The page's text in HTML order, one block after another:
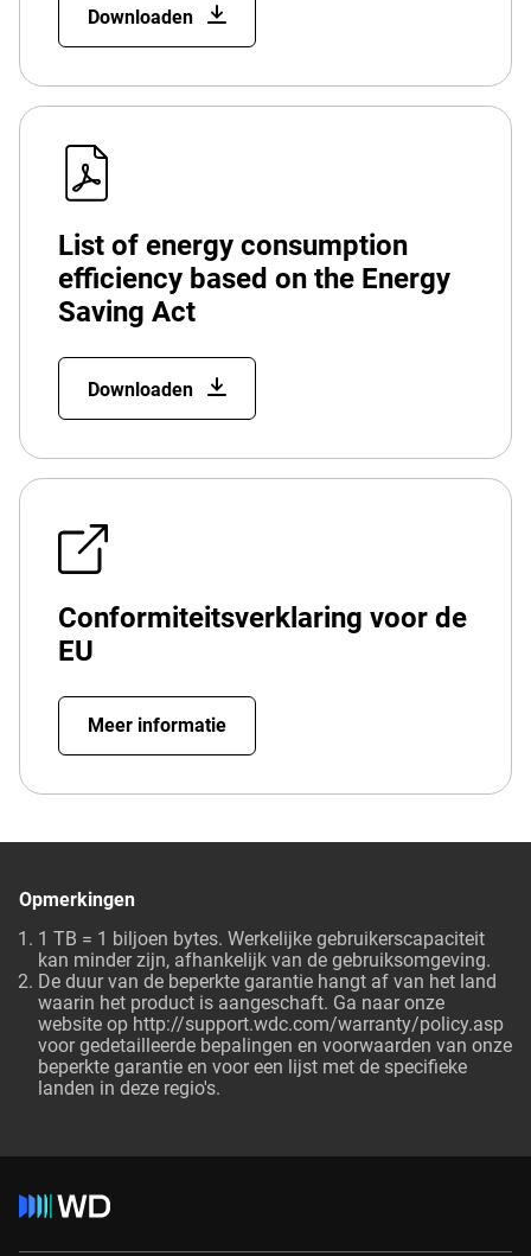
Downloaden
List of energy consumption
efficiency based on the Energy
Saving Act
Downloaden
Conformiteitsverklaring voor de
EU
Meer informatie
Opmerkingen
1 TB = 1 biljoen bytes. Werkelijke gebruikerscapaciteit
kan minder zijn, afhankelijk van de gebruiksomgeving.
De duur van de beperkte garantie hangt af van het land
waarin het product is aangeschaft. Ga naar onze
website op http://support.wdc.com/warranty/policy.asp
voor gedetailleerde bepalingen en voorwaarden van onze
beperkte garantie en voor een lijst met de specifieke
landen in deze regio's.